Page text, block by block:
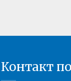
Контакт